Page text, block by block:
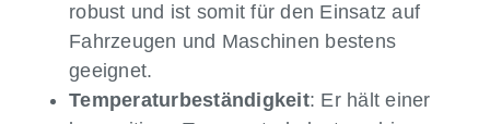
robust und ist somit für den Einsatz auf
Fahrzeugen und Maschinen bestens
geeignet.
Temperaturbeständigkeit: Er hält einer